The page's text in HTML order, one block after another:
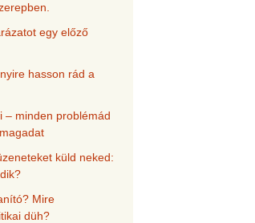
egy előző
hasson rád a
– minden problémád
küld neked:
Mire
düh?